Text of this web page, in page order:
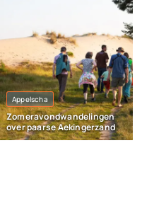
Appelscha
Zomeravondwandelingen
over paarse Aekingerzand